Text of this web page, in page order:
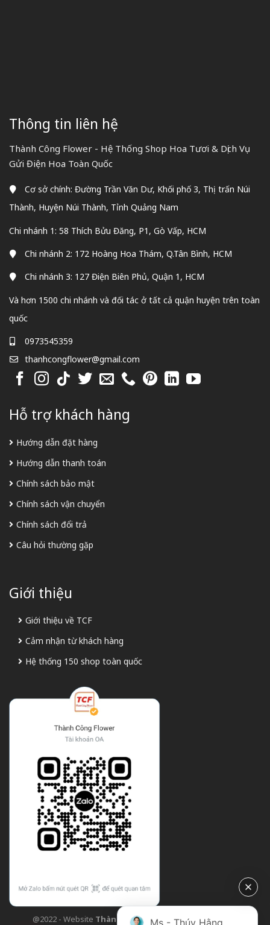
Thông tin liên hệ
Thành Công Flower - Hệ Thống Shop Hoa Tươi & Dịch Vụ
Gửi Điện Hoa Toàn Quốc
Cơ sở chính: Đường Trần Văn Dư, Khối phố 3, Thị trấn Núi
Thành, Huyện Núi Thành, Tỉnh Quảng Nam
Chi nhánh 1: 58 Thích Bửu Đăng, P1, Gò Vấp, HCM
Chi nhánh 2: 172 Hoàng Hoa Thám, Q.Tân Bình, HCM
Chi nhánh 3: 127 Điện Biên Phủ, Quận 1, HCM
Và hơn 1500 chi nhánh và đối tác ở tất cả quận huyện trên toàn
quốc
0973545359
thanhcongflower@gmail.com
Hỗ trợ khách hàng
Hướng dẫn đặt hàng
Hướng dẫn thanh toán
Chính sách bảo mật
Chính sách vận chuyển
Chính sách đổi trả
Câu hỏi thường gặp
Giới thiệu
Giới thiệu về TCF
Cảm nhận từ khách hàng
Hệ thống 150 shop toàn quốc
@2022 - Website Thành Công Flower| Design bởi
Ms - Thúy Hằng